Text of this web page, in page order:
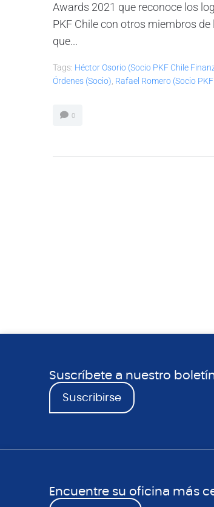
Awards 2021 que reconoce los
PKF Chile con otros miembros
que...
Tags: Héctor Osorio (socio PKF Chile
Órdenes (socio) Rafael Romero (socio
0
Suscríbete a nuestro
Suscribirse
Encuentre su oficina más